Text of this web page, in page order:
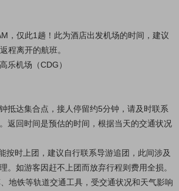
，仅此1趟！此为酒店出发机场的时间，建议
程离开的航班。
乐机场（CDG）
抵达集合点，接人停留约5分钟，请及时联系
返回时间是预估的时间，根据当天的交通状况
按时上团，建议自行联系导游追团，此间涉及
。如游客因赶不上团而放弃行程则费用全损。
地铁等轨道交通工具，受交通状况和天气影响